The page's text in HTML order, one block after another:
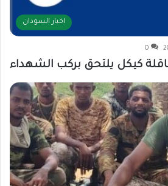
اخبار السودان
0
كيكل يلتحق بركب الشهداء